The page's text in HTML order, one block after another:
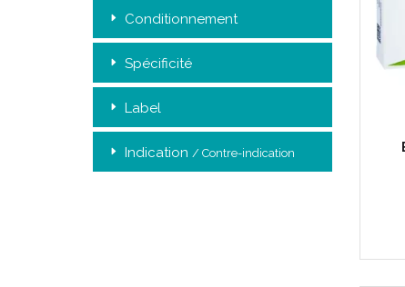
Conditionnement
Spécificité
Label
Indication / Contre-indication